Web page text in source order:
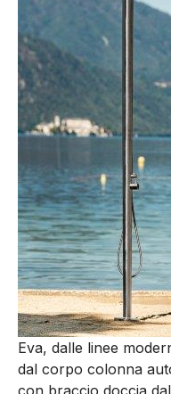
Eva, dalle linee
dal corpo colonna